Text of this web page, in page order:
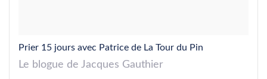
Prier 15 jours avec Patrice de La Tour du Pin
Le blogue de Jacques Gauthier